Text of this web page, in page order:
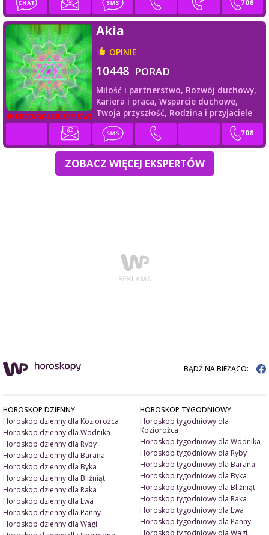
PROWADZI ROZMOWĘ
Akia
OPINIE
10448 PORAD
Miłość i partnerstwo, Rozwój duchowy,
Kariera i praca, Wsparcie duchowe,
Twoja przyszłość, Rodzina i przyjaciele
ZOBACZ WIĘCEJ EKSPERTÓW
BĄDŹ NA BIEŻĄCO:
HOROSKOP DZIENNY
Horoskop dzienny dla Koziorożca
Horoskop dzienny dla Wodnika
Horoskop dzienny dla Ryby
Horoskop dzienny dla Barana
Horoskop dzienny dla Byka
Horoskop dzienny dla Bliźniąt
Horoskop dzienny dla Raka
Horoskop dzienny dla Lwa
Horoskop dzienny dla Panny
Horoskop dzienny dla Wagi
HOROSKOP TYGODNIOWY
Horoskop tygodniowy dla
Koziorożca
Horoskop tygodniowy dla Wodnika
Horoskop tygodniowy dla Ryby
Horoskop tygodniowy dla Barana
Horoskop tygodniowy dla Byka
Horoskop tygodniowy dla Bliźniąt
Horoskop tygodniowy dla Raka
Horoskop tygodniowy dla Lwa
Horoskop tygodniowy dla Panny
Horoskop tygodniowy dla Wagi